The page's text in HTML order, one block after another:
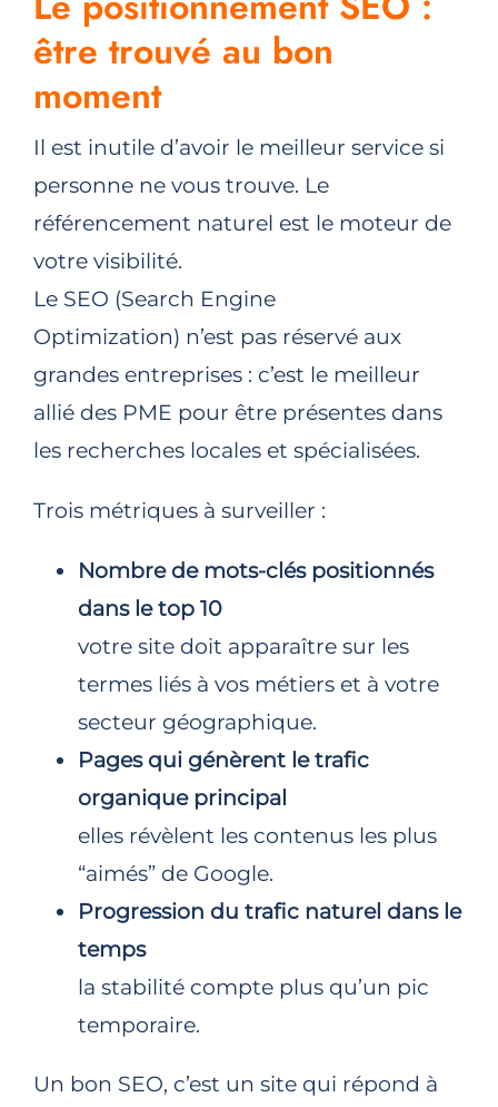
être trouvé au bon
moment
Il est inutile d’avoir le meilleur service si
personne ne vous trouve. Le
référencement naturel est le moteur de
votre visibilité.
Le SEO (Search Engine
Optimization) n’est pas réservé aux
grandes entreprises : c’est le meilleur
allié des PME pour être présentes dans
les recherches locales et spécialisées.​
Trois métriques à surveiller :
Nombre de mots-clés positionnés
dans le top 10
votre site doit apparaître sur les
termes liés à vos métiers et à votre
secteur géographique.
Pages qui génèrent le trafic
organique principal
elles révèlent les contenus les plus
“aimés” de Google.
Progression du trafic naturel dans le
temps
la stabilité compte plus qu’un pic
temporaire.
Un bon SEO, c’est un site qui répond à